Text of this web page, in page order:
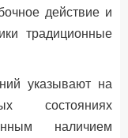
действие и
традиционные
указывают на
наличием